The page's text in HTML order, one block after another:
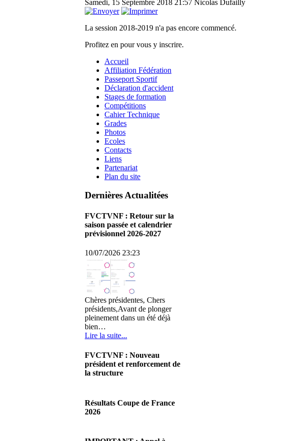
Samedi, 15 Septembre 2018 21:57 Nicolas Dufailly
La session 2018-2019 n'a pas encore commencé.
Profitez en pour vous y inscrire.
Accueil
Affiliation Fédération
Passeport Sportif
Déclaration d'accident
Stages de formation
Compétitions
Cahier Technique
Grades
Photos
Ecoles
Contacts
Liens
Partenariat
Plan du site
Dernières Actualitées
FVCTVNF : Retour sur la
saison passée et calendrier
prévisionnel 2026-2027
10/07/2026 23:23
Chères présidentes, Chers
présidents,Avant de plonger
pleinement dans un été déjà
bien…
Lire la suite...
FVCTVNF : Nouveau
président et renforcement de
la structure
Chères Présidentes, chers
Présidents,Ce dimanche 28 juin
Lire la suite...
Résultats Coupe de France
2026